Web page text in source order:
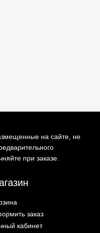
на сайте, не
при заказе.
заказ
кабинет